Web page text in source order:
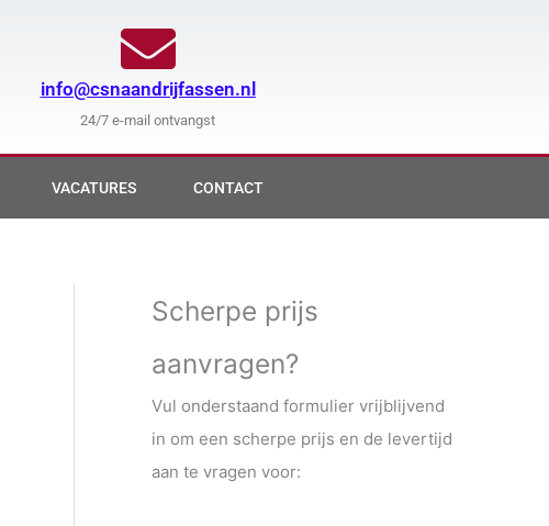
info@csnaandrijfassen.nl
24/7 e-mail ontvangst
VACATURES CONTACT
Scherpe prijs
aanvragen?
Vul onderstaand formulier vrijblijvend
in om een scherpe prijs en de levertijd
aan te vragen voor: